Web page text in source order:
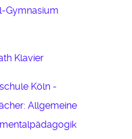
Gymnasium
Klavier
Köln -
Allgemeine